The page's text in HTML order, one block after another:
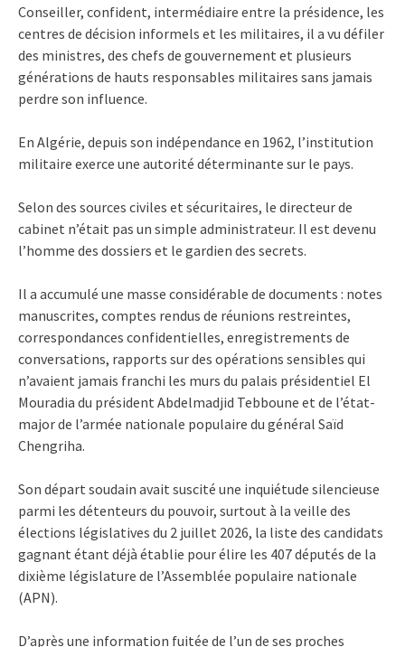
Conseiller, confident, intermédiaire entre la présidence, les
centres de décision informels et les militaires, il a vu défiler
des ministres, des chefs de gouvernement et plusieurs
générations de hauts responsables militaires sans jamais
perdre son influence.
En Algérie, depuis son indépendance en 1962, l’institution
militaire exerce une autorité déterminante sur le pays.
Selon des sources civiles et sécuritaires, le directeur de
cabinet n’était pas un simple administrateur. Il est devenu
l’homme des dossiers et le gardien des secrets.
Il a accumulé une masse considérable de documents : notes
manuscrites, comptes rendus de réunions restreintes,
correspondances confidentielles, enregistrements de
conversations, rapports sur des opérations sensibles qui
n’avaient jamais franchi les murs du palais présidentiel El
Mouradia du président Abdelmadjid Tebboune et de l’état-
major de l’armée nationale populaire du général Saïd
Chengriha.
Son départ soudain avait suscité une inquiétude silencieuse
parmi les détenteurs du pouvoir, surtout à la veille des
élections législatives du 2 juillet 2026, la liste des candidats
gagnant étant déjà établie pour élire les 407 députés de la
dixième législature de l’Assemblée populaire nationale
(APN).
D’après une information fuitée de l’un de ses proches